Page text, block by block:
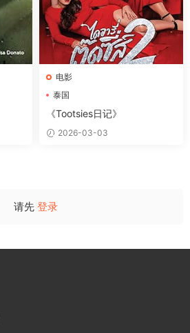
电影
泰国
《Tootsies日记》
2026-03-03
请先 登录